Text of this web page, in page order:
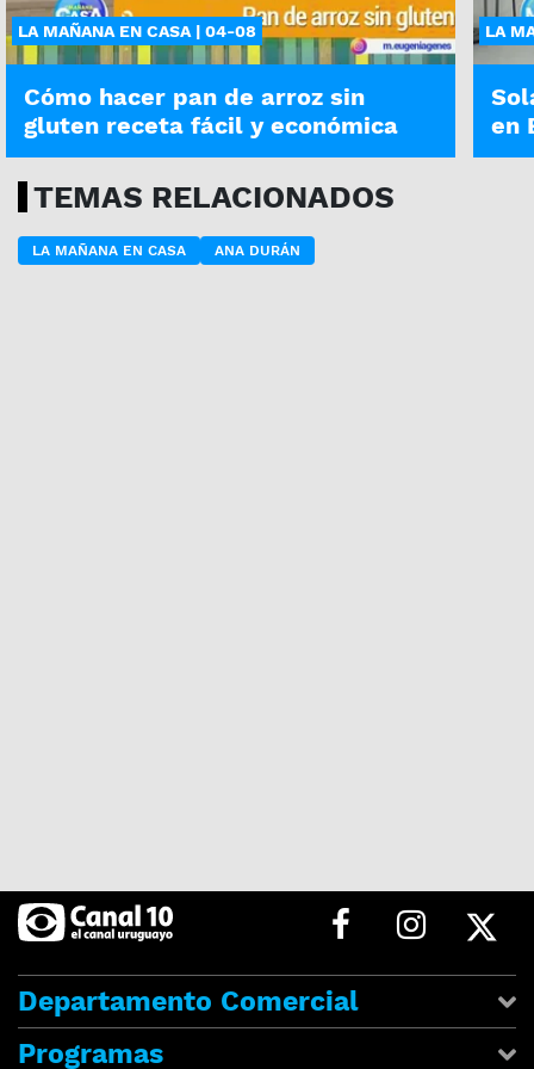
LA MAÑANA EN CASA | 04-08
Cómo hacer pan de arroz sin
gluten receta fácil y económica
LA
en
TEMAS RELACIONADOS
LA MAÑANA EN CASA ANA DURÁN
Departamento Comercial
Programas